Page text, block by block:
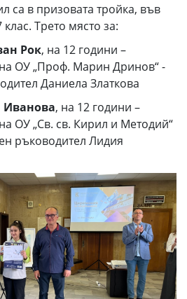
са в призовата тройка, във
Трето място за:
Рок, на 12 години –
ОУ „Проф. Марин Дринов“ -
Даниела Златкова
Иванова, на 12 години –
ОУ „Св. св. Кирил и Методий“
ръководител Лидия